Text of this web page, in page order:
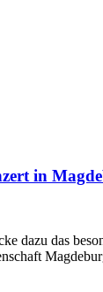
in
dazu das